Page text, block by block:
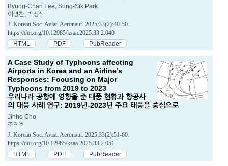
Byung-Chan Lee, Sung-Sik Park
이병찬, 박성식
J. Korean Soc. Aviat. Aeronaut. 2025;33(2):40-50.
https://doi.org/10.12985/ksaa.2025.33.2.040
HTML
PDF PubReader
A Case Study of Typhoons affecting
Airports in Korea and an Airline’s
Responses: Focusing on Major
Typhoons from 2019 to 2023
우리나라 공항에 영향을 준 태풍 현황과 항공사
의 대응 사례 연구: 2019년-2023년 주요 태풍을 중심으로
Jinho Cho
조진호
J. Korean Soc. Aviat. Aeronaut. 2025;33(2):51-60.
https://doi.org/10.12985/ksaa.2025.33.2.051
HTML
PDF PubReader